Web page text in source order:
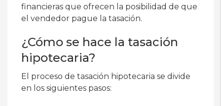
financieras que ofrecen la posibilidad de que
el vendedor pague la tasación.
¿Cómo se hace la tasación
hipotecaria?
El proceso de tasación hipotecaria se divide
en los siguientes pasos: